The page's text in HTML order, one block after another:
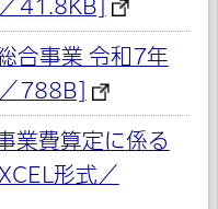
41.8KB]
合事業 令和7年
788B]
業費算定に係る
形式／